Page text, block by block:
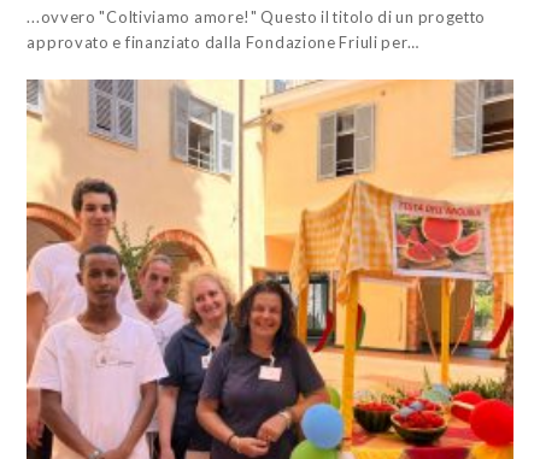
...ovvero "Coltiviamo amore!" Questo il titolo di un progetto
approvato e finanziato dalla Fondazione Friuli per…